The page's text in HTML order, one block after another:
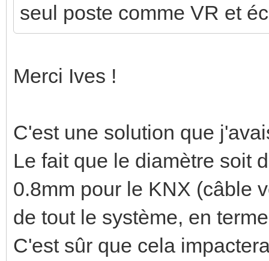
seul poste comme VR et
Merci Ives !
C'est une solution que
Le fait que le diamètre soit
0.8mm pour le KNX (câble
de tout le système, en
C'est sûr que cela